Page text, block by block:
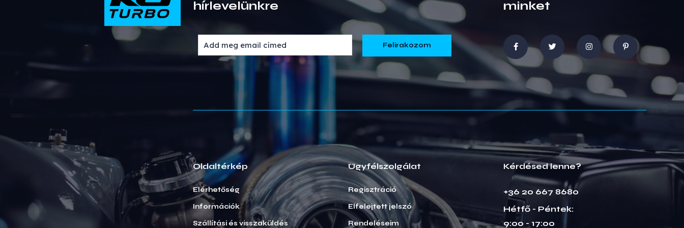
hírlevelünkre minket
Oldaltérkép
Elérhetőség
Információk
Szállítási és visszaküldés
Ügyfélszolgálat
Regisztráció
Elfelejtett jelszó
Rendeléseim
Kérdésed lenne?
+36 20 667 8680
Hétfő - Péntek:
9:00 - 17:00